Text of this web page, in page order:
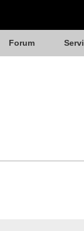
Forum